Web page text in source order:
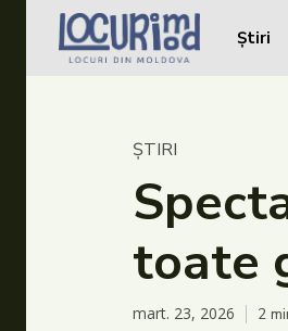
Caută în site...
Caută în site...
Evenimente
Dezvoltare rurală
Turism
Vinării
Știri
ȘTIRI
toate
mart. 23, 2026 2